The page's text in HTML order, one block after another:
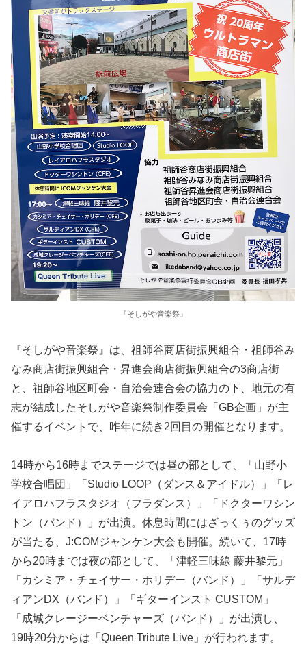
『そしがや音楽祭』
『そしがや音楽祭』は、祖師谷商店街振興組合・祖師谷み
なみ商店街振興組合・昇進会商店街振興組合の3商店街
と、祖師谷地区町会・自治会連合会の協力の下、地元の有
志が結成したそしがや音楽祭制作委員会「GB企画」が主
催するイベントで、昨年に続き2回目の開催となります。
14時から16時までステージでは昼の部として、「山野小
学校合唱団」「Studio LOOP（ダンス＆アイドル）」「レ
イアロハフラスタジオ（フラダンス）」「ドクターワシン
トン（バンド）」が出演。休息時間にはざっくぅのグッズ
が当たる、J:COMジャンケン大会も開催。続いて、17時
から20時までは夜の部として、「津軽三味線 藤井黎元」
「カシミア・チェイサー・ホリデー（バンド）」「サルデ
ィアンDX（バンド）」「ギターインスト CUSTOM」
「成城クレージーベンチャーズ（バンド）」が出演し、
19時20分からは「Queen Tribute Live」が行われます。